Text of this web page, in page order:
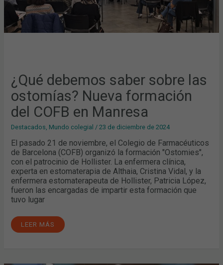
¿Qué debemos saber sobre las
ostomías? Nueva formación
del COFB en Manresa
Destacados, Mundo colegial /23 de diciembre de 2024
El pasado 21 de noviembre, el Colegio de Farmacéuticos
de Barcelona (COFB) organizó la formación "Ostomies",
con el patrocinio de Hollister. La enfermera clínica,
experta en estomaterapia de Althaia, Cristina Vidal, y la
enfermera estomaterapeuta de Hollister, Patricia López,
fueron las encargadas de impartir esta formación que
tuvo lugar
LEER MÁS